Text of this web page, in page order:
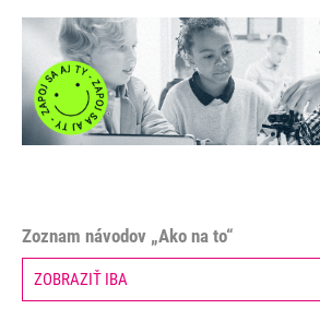
Zoznam návodov „Ako na to“